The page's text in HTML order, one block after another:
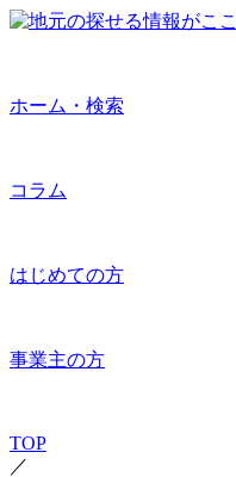
ホーム・検索
コラム
はじめての方
事業主の方
TOP
／